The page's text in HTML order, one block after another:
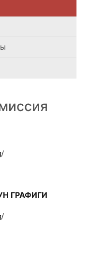
ГРАФИГИ